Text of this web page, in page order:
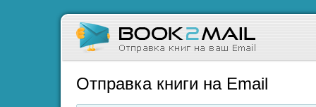
Отправка книги на Email